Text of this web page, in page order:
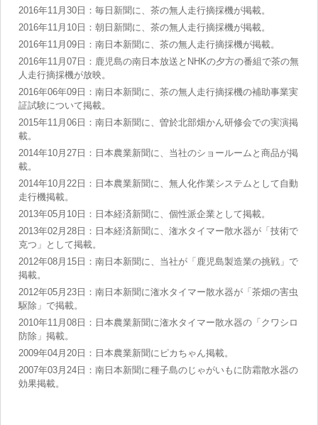
2016年11月30日：毎日新聞に、茶の無人走行摘採機が掲載。
2016年11月10日：朝日新聞に、茶の無人走行摘採機が掲載。
2016年11月09日：南日本新聞に、茶の無人走行摘採機が掲載。
2016年11月07日：鹿児島の南日本放送とNHKの夕方の番組で茶の無
人走行摘採機が放映。
2016年06年09日：南日本新聞に、茶の無人走行摘採機の補助事業実
証試験について掲載。
2015年11月06日：南日本新聞に、曽於北部畑かん研修会での実演掲
載。
2014年10月27日：日本農業新聞に、当社のショールームと商品が掲
載。
2014年10月22日：日本農業新聞に、無人化作業システムとして自動
走行機掲載。
2013年05月10日：日本経済新聞に、個性派企業として掲載。
2013年02月28日：日本経済新聞に、潅水タイマー散水器が「技術で
克つ」として掲載。
2012年08月15日：南日本新聞に、当社が「鹿児島製造業の挑戦」で
掲載。
2012年05月23日：南日本新聞に潅水タイマー散水器が「茶畑の害虫
駆除」で掲載。
2010年11月08日：日本農業新聞に潅水タイマー散水器の「クワシロ
防除」掲載。
2009年04月20日：日本農業新聞にピカちゃん掲載。
2007年03月24日：南日本新聞に種子島のじゃがいもに防霜散水器の
効果掲載。